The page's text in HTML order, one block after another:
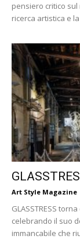
pensiero critico
ricerca artistica e
Art Style Magazine
GLASSTRESS
celebrando il suo
immancabile che